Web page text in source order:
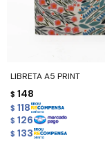
LIBRETA A5 PRINT
$ 148
$ 118
$ 126
$ 133